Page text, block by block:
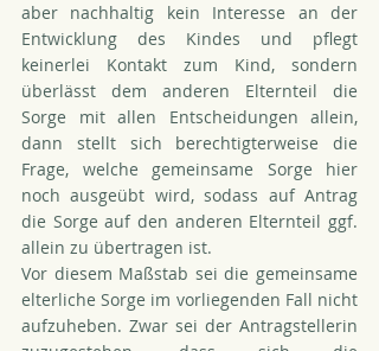
aber nachhaltig kein Interesse an der
Entwicklung des Kindes und pflegt
keinerlei Kontakt zum Kind, sondern
überlässt dem anderen Elternteil die
Sorge mit allen Entscheidungen allein,
dann stellt sich berechtigterweise die
Frage, welche gemeinsame Sorge hier
noch ausgeübt wird, sodass auf Antrag
die Sorge auf den anderen Elternteil ggf.
allein zu übertragen ist.
Vor diesem Maßstab sei die gemeinsame
elterliche Sorge im vorliegenden Fall nicht
aufzuheben. Zwar sei der Antragstellerin